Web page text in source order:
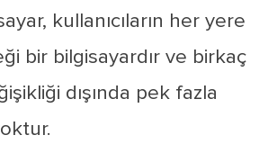
kullanıcıların her yere
bir bilgisayardır ve birkaç
dışında pek fazla